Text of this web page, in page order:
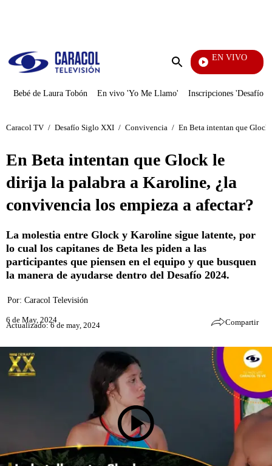
Enviar
EN VIVO
Ciudad Lejana
Bebé de Laura Tobón En vivo 'Yo Me Llamo' Inscripciones 'Desafío'
Caracol TV / Desafío Siglo XXI / Convivencia / En Beta intentan que
En Beta intentan que Glock le
dirija la palabra a Karoline, ¿la
convivencia los empieza a afectar?
La molestia entre Glock y Karoline sigue latente, por
lo cual los capitanes de Beta les piden a las
participantes que piensen en el equipo y que busquen
la manera de ayudarse dentro del Desafío 2024.
Por: Caracol Televisión
6 de May, 2024
Actualizado: 6 de may, 2024 Compartir